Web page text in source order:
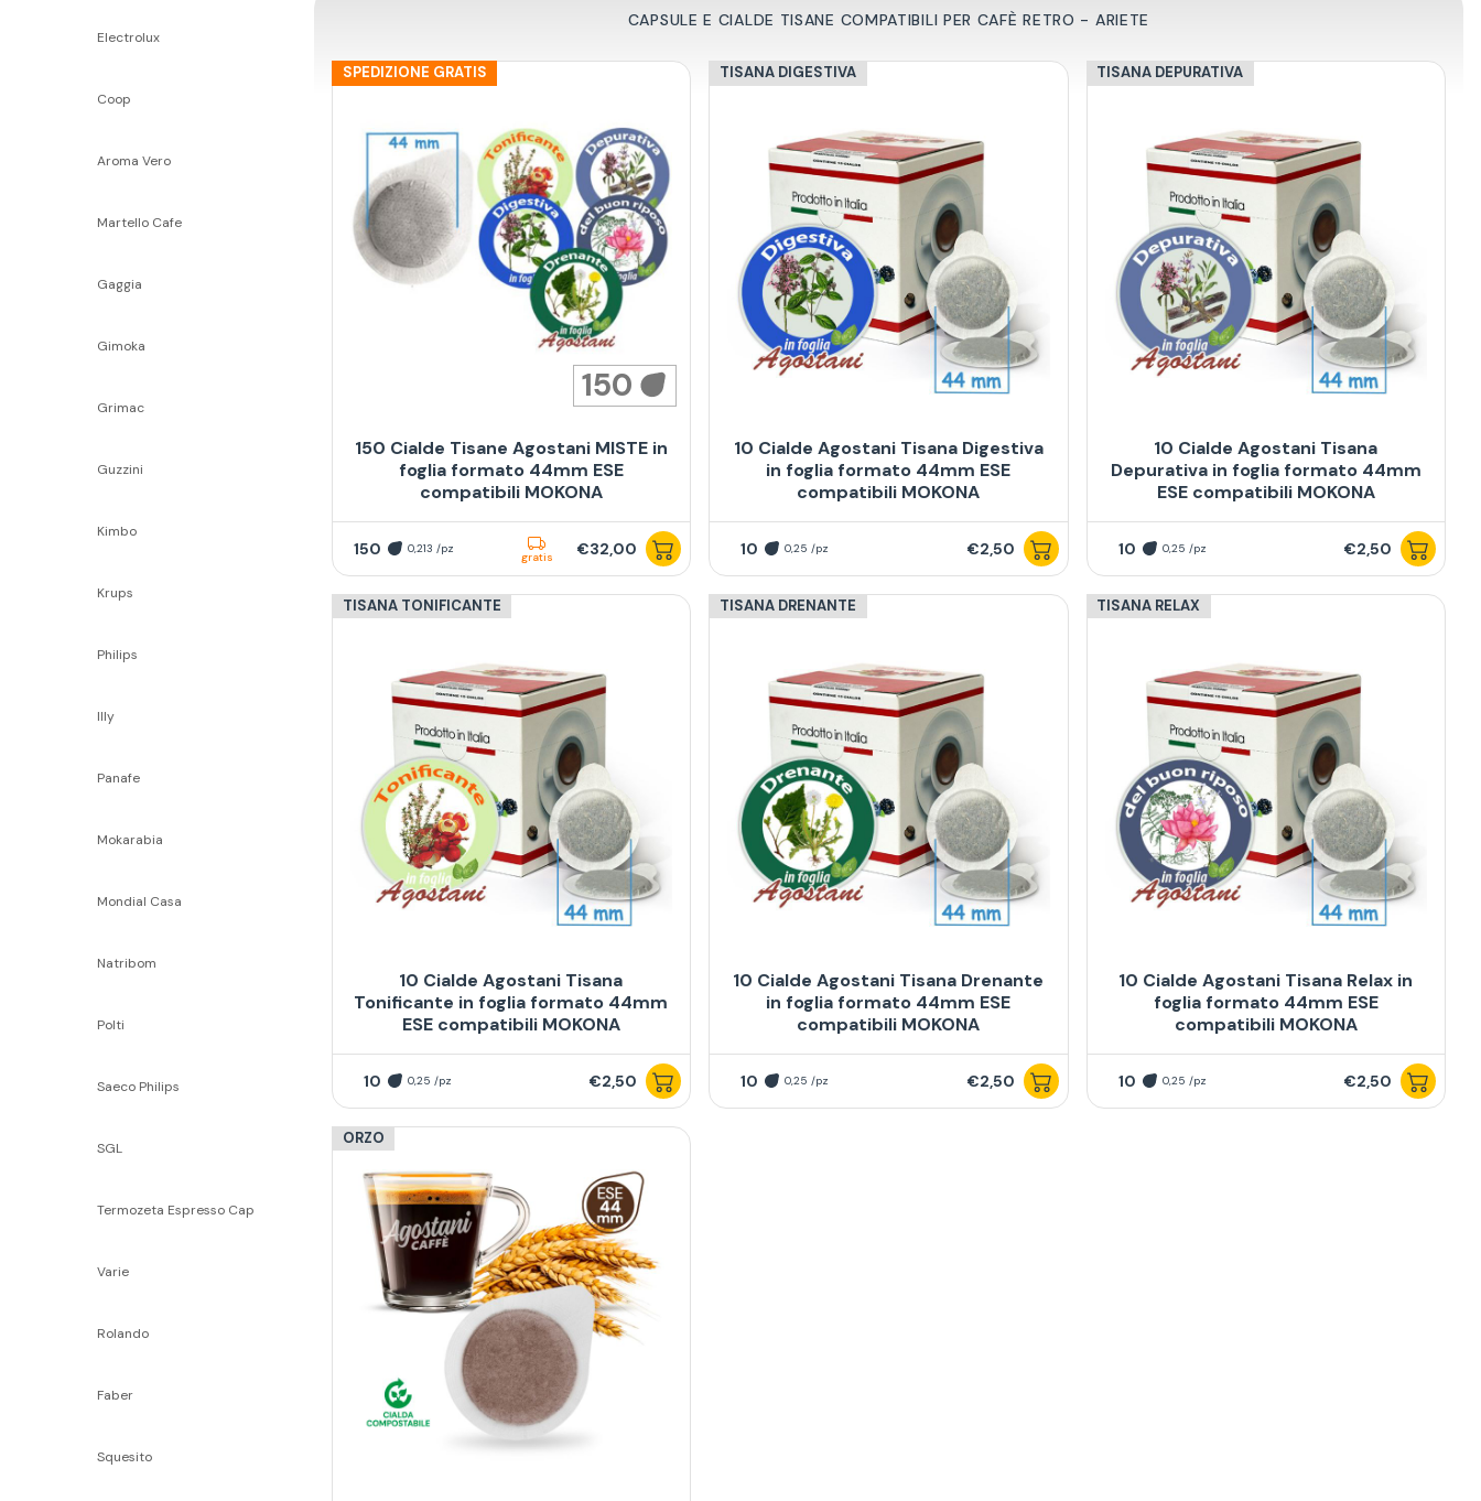
Electrolux
Coop
Aroma Vero
Martello Cafe
Gaggia
Gimoka
Grimac
Guzzini
Kimbo
Krups
Philips
Illy
Panafe
Mokarabia
Mondial Casa
Natribom
Polti
Saeco Philips
SGL
Termozeta Espresso Cap
Varie
Rolando
Faber
Squesito
CAPSULE E CIALDE TISANE COMPATIBILI PER CAFÈ RETRO - ARIETE
SPEDIZIONE GRATIS
150
150 Cialde Tisane Agostani MISTE in
foglia formato 44mm ESE
compatibili MOKONA
150 0,213 /pz
gratis €32,00
TISANA DIGESTIVA
10 Cialde Agostani Tisana Digestiva
in foglia formato 44mm ESE
compatibili MOKONA
10 0,25 /pz €2,50
TISANA DEPURATIVA
10 Cialde Agostani Tisana
Depurativa in foglia formato 44mm
ESE compatibili MOKONA
10 0,25 /pz €2,50
TISANA TONIFICANTE
10 Cialde Agostani Tisana
Tonificante in foglia formato 44mm
ESE compatibili MOKONA
10 0,25 /pz €2,50
TISANA DRENANTE
10 Cialde Agostani Tisana Drenante
in foglia formato 44mm ESE
compatibili MOKONA
10 0,25 /pz €2,50
TISANA RELAX
10 Cialde Agostani Tisana Relax in
foglia formato 44mm ESE
compatibili MOKONA
10 0,25 /pz €2,50
ORZO